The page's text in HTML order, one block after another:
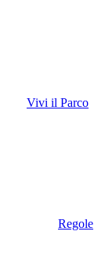
Vivi il Parco
Regole